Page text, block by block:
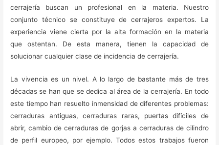
cerrajería buscan un profesional en la materia. Nuestro
conjunto técnico se constituye de cerrajeros expertos. La
experiencia viene cierta por la alta formación en la materia
que ostentan. De esta manera, tienen la capacidad de
solucionar cualquier clase de incidencia de cerrajería.
La vivencia es un nivel. A lo largo de bastante más de tres
décadas se han que se dedica al área de la cerrajería. En todo
este tiempo han resuelto inmensidad de diferentes problemas:
cerraduras antiguas, cerraduras raras, puertas difíciles de
abrir, cambio de cerraduras de gorjas a cerraduras de cilindro
de perfil europeo, por ejemplo. Todos estos trabajos fueron